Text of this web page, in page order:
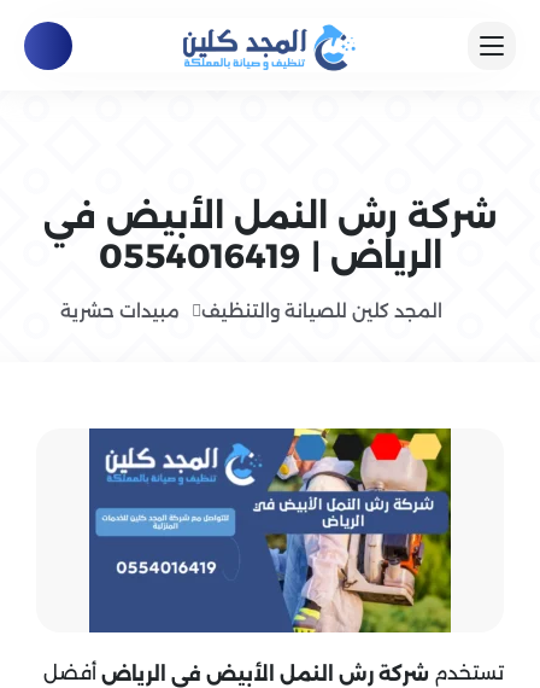
شركة رش النمل الأبيض في
الرياض | 0554016419
المجد كلين للصيانة والتنظيف مبيدات حشرية
تستخدم شركة رش النمل الأبيض في الرياض أفضل